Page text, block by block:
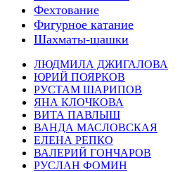
Фехтование
Фигурное катание
Шахматы-шашки
ЛЮДМИЛА ДЖИГАЛОВА
ЮРИЙ ПОЯРКОВ
РУСТАМ ШАРИПОВ
ЯНА КЛОЧКОВА
ВИТА ПАВЛЫШ
ВАНДА МАСЛОВСКАЯ
ЕЛЕНА РЕПКО
ВАЛЕРИЙ ГОНЧАРОВ
РУСЛАН ФОМИН